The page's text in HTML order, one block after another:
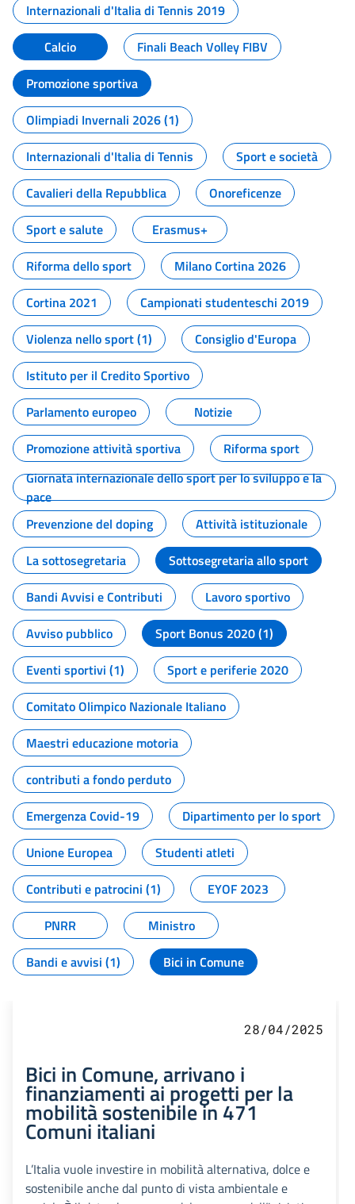
Internazionali d'Italia di Tennis 2019
Calcio
Finali Beach Volley FIBV
Promozione sportiva
Olimpiadi Invernali 2026 (1)
Internazionali d'Italia di Tennis
Sport e società
Cavalieri della Repubblica
Onoreficenze
Sport e salute
Erasmus+
Riforma dello sport
Milano Cortina 2026
Cortina 2021
Campionati studenteschi 2019
Violenza nello sport (1)
Consiglio d'Europa
Istituto per il Credito Sportivo
Parlamento europeo
Notizie
Promozione attività sportiva
Riforma sport
Giornata internazionale dello sport per lo sviluppo e la
pace
Prevenzione del doping
Attività istituzionale
La sottosegretaria
Sottosegretaria allo sport
Bandi Avvisi e Contributi
Lavoro sportivo
Avviso pubblico
Sport Bonus 2020 (1)
Eventi sportivi (1)
Sport e periferie 2020
Comitato Olimpico Nazionale Italiano
Maestri educazione motoria
contributi a fondo perduto
Emergenza Covid-19
Dipartimento per lo sport
Unione Europea
Studenti atleti
Contributi e patrocini (1)
EYOF 2023
PNRR
Ministro
Bandi e avvisi (1)
Bici in Comune
28/04/2025
Bici in Comune, arrivano i
finanziamenti ai progetti per la
mobilità sostenibile in 471
Comuni italiani
L’Italia vuole investire in mobilità alternativa, dolce e
sostenibile anche dal punto di vista ambientale e